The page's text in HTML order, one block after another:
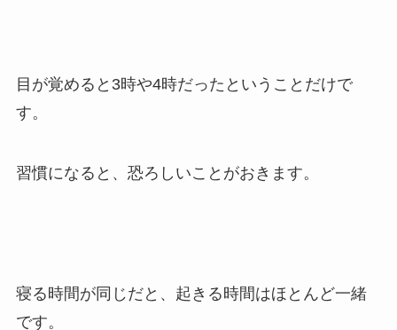
目が覚めると3時や4時だったということだけで
す。
習慣になると、恐ろしいことがおきます。
寝る時間が同じだと、起きる時間はほとんど一緒
です。